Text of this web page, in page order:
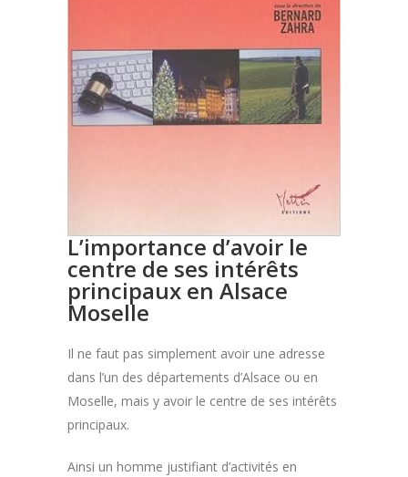
L’importance d’avoir le
centre de ses intérêts
principaux en Alsace
Moselle
Il ne faut pas simplement avoir une adresse
dans l’un des départements d’Alsace ou en
Moselle, mais y avoir le centre de ses intérêts
principaux.
Ainsi un homme justifiant d’activités en